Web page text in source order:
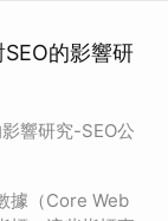
的影響研
響研究-SEO公
據（Core Web